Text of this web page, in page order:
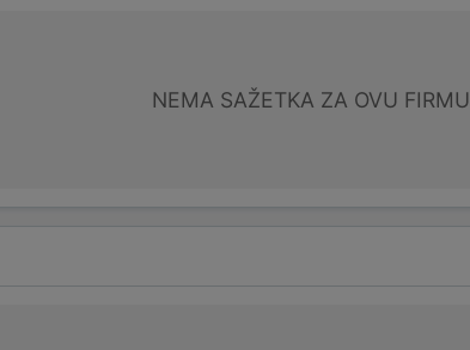
NEMA SAŽETKA ZA OVU FIRMU